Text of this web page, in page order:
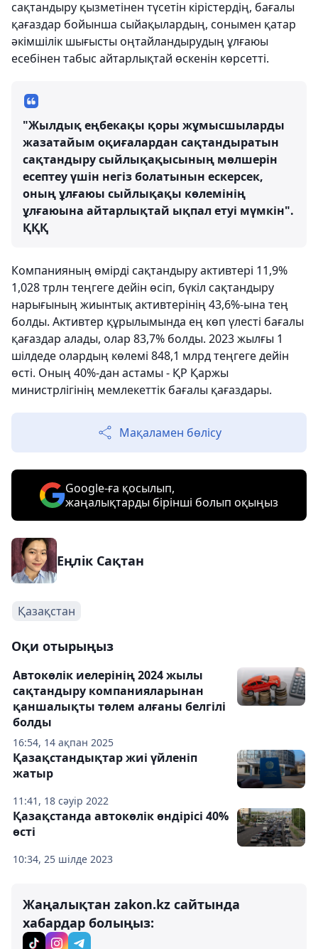
сақтандыру қызметінен түсетін кірістердің, бағалы
қағаздар бойынша сыйақылардың, сонымен қатар
әкімшілік шығысты оңтайландырудың ұлғаюы
есебінен табыс айтарлықтай өскенін көрсетті.
"Жылдық еңбекақы қоры жұмысшыларды
жазатайым оқиғалардан сақтандыратын
сақтандыру сыйлықақысының мөлшерін
есептеу үшін негіз болатынын ескерсек,
оның ұлғаюы сыйлықақы көлемінің
ұлғаюына айтарлықтай ықпал етуі мүмкін".
ҚҚҚ
Компанияның өмірді сақтандыру активтері 11,9%
1,028 трлн теңгеге дейін өсіп, бүкіл сақтандыру
нарығының жиынтық активтерінің 43,6%-ына тең
болды. Активтер құрылымында ең көп үлесті бағалы
қағаздар алады, олар 83,7% болды. 2023 жылғы 1
шілдеде олардың көлемі 848,1 млрд теңгеге дейін
өсті. Оның 40%-дан астамы - ҚР Қаржы
министрлігінің мемлекеттік бағалы қағаздары.
Мақаламен бөлісу
Google-ға қосылып,
жаңалықтарды бірінші болып оқыңыз
Еңлік Сақтан
Қазақстан
Оқи отырыңыз
16:54, 14 ақпан 2025
Автокөлік иелерінің 2024 жылы
сақтандыру компанияларынан
қаншалықты төлем алғаны белгілі
болды
11:41, 18 сәуір 2022
Қазақстандықтар жиі үйленіп
жатыр
10:34, 25 шілде 2023
Қазақстанда автокөлік өндірісі 40%
өсті
Жаңалықтан zakon.kz сайтында
хабардар болыңыз: